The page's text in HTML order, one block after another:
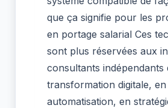
que ça signifie pour les
en portage salarial Ces
sont plus réservées aux
consultants indépendants
transformation digitale, en
automatisation, en